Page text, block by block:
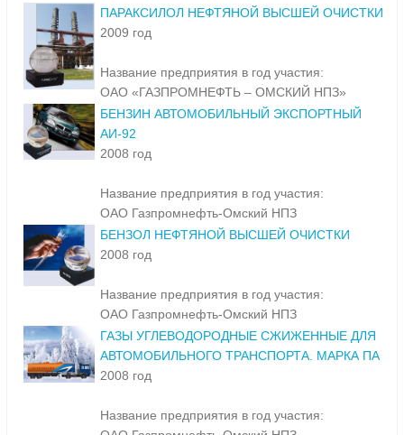
ПАРАКСИЛОЛ НЕФТЯНОЙ ВЫСШЕЙ ОЧИСТКИ
2009 год
Название предприятия в год участия:
ОАО «ГАЗПРОМНЕФТЬ – ОМСКИЙ НПЗ»
БЕНЗИН АВТОМОБИЛЬНЫЙ ЭКСПОРТНЫЙ
АИ-92
2008 год
Название предприятия в год участия:
ОАО Газпромнефть-Омский НПЗ
БЕНЗОЛ НЕФТЯНОЙ ВЫСШЕЙ ОЧИСТКИ
2008 год
Название предприятия в год участия:
ОАО Газпромнефть-Омский НПЗ
ГАЗЫ УГЛЕВОДОРОДНЫЕ СЖИЖЕННЫЕ ДЛЯ
АВТОМОБИЛЬНОГО ТРАНСПОРТА. МАРКА ПА
2008 год
Название предприятия в год участия: